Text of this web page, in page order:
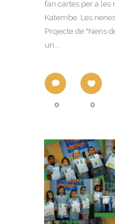
fan cartes per a les
Katembe. Les
Projecte de "Nens
un...
0 0